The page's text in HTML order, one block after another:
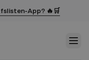
App? 🔥🛒